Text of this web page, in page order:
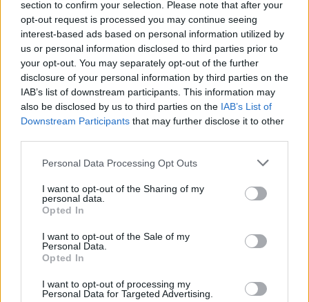
section to confirm your selection. Please note that after your
opt-out request is processed you may continue seeing
interest-based ads based on personal information utilized by
us or personal information disclosed to third parties prior to
your opt-out. You may separately opt-out of the further
disclosure of your personal information by third parties on the
IAB’s list of downstream participants. This information may
also be disclosed by us to third parties on the IAB’s List of
Downstream Participants that may further disclose it to other
Please note that this website/app uses one or more Google
not limited to your visit or usage behaviour. You may click to
grant or deny consent to Google and its third-party tags to
use your data for below specified purposes in below Google
consent section.
Personal Data Processing Opt Outs
I want to opt-out of the Sharing of my
personal data.
Opted In
I want to opt-out of the Sale of my
Personal Data.
Opted In
I want to opt-out of processing my
Personal Data for Targeted Advertising.
Elkészült a Liszt Ferenc Repülőtér közelében lévő
logisztikai bázis út- és közműhálózatának fejlesztése
Komplex infrastruktúra-rendszert épített a Colas Alterra Zrt. a
Liszt Ferenc Nemzetközi Repülőtér közelében. A VGP Park
Budapest Aerozone területén megvalósult vízellátó, szenny- és
csapadékvíz-elvezető rendszerek, az út- és külső elektromos
hálózat kiépítés a legújabb, logisztikai csarnok kiszolgálását